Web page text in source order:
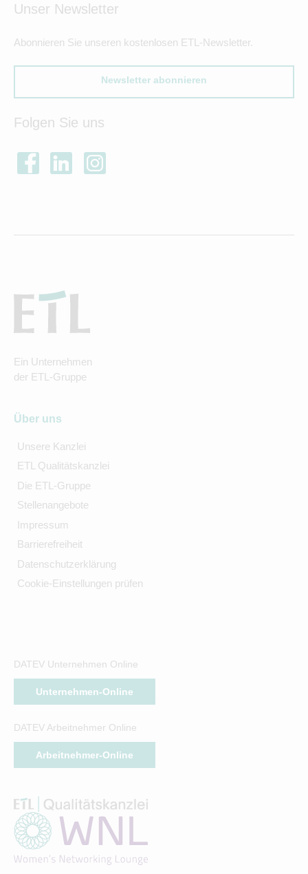
Unser Newsletter
Abonnieren Sie unseren kostenlosen ETL-Newsletter.
Newsletter abonnieren
Folgen Sie uns
Ein Unternehmen
der ETL-Gruppe
Über uns
Unsere Kanzlei
ETL Qualitätskanzlei
Die ETL-Gruppe
Stellenangebote
Impressum
Barrierefreiheit
Datenschutzerklärung
Cookie-Einstellungen prüfen
DATEV Unternehmen Online
Unternehmen-Online
DATEV Arbeitnehmer Online
Arbeitnehmer-Online